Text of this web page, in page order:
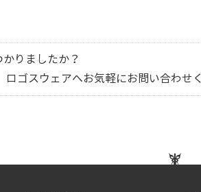
りましたか？
ロゴスウェアへお気軽にお問い合わせ